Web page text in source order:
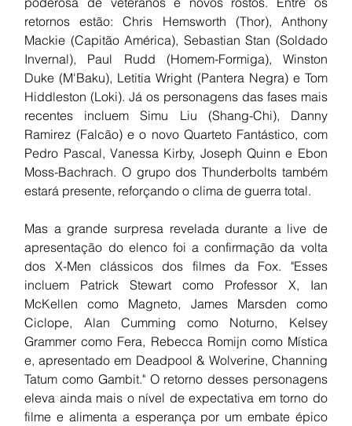
retornos estão: Chris Hemsworth (Thor), Anthony
Mackie (Capitão América), Sebastian Stan (Soldado
Invernal), Paul Rudd (Homem-Formiga), Winston
Duke (M'Baku), Letitia Wright (Pantera Negra) e Tom
Hiddleston (Loki). Já os personagens das fases mais
recentes incluem Simu Liu (Shang-Chi), Danny
Ramirez (Falcão) e o novo Quarteto Fantástico, com
Pedro Pascal, Vanessa Kirby, Joseph Quinn e Ebon
Moss-Bachrach. O grupo dos Thunderbolts também
estará presente, reforçando o clima de guerra total.
Mas a grande surpresa revelada durante a live de
apresentação do elenco foi a confirmação da volta
dos X-Men clássicos dos filmes da Fox. "Esses
incluem Patrick Stewart como Professor X, Ian
McKellen como Magneto, James Marsden como
Ciclope, Alan Cumming como Noturno, Kelsey
Grammer como Fera, Rebecca Romijn como Mística
e, apresentado em Deadpool & Wolverine, Channing
Tatum como Gambit." O retorno desses personagens
eleva ainda mais o nível de expectativa em torno do
filme e alimenta a esperança por um embate épico